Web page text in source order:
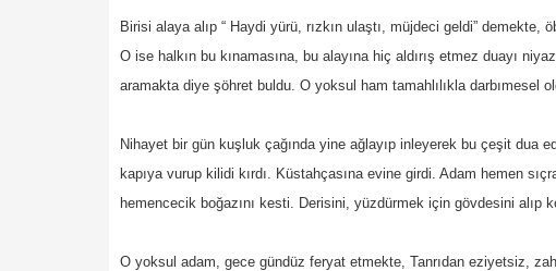
Birisi alaya alıp “ Haydi yürü, rızkın ulaştı, müjdeci geldi”
O ise halkın bu kınamasına, bu alayına hiç aldırış etmez duayı
aramakta diye şöhret buldu. O yoksul ham tamahlılıkla darbımesel
Nihayet bir gün kuşluk çağında yine ağlayıp inleyerek bu çeşit dua
kapıya vurup kilidi kırdı. Küstahçasına evine girdi. Adam hemen
hemencecik boğazını kesti. Derisini, yüzdürmek için gövdesini alıp
O yoksul adam, gece gündüz feryat etmekte, Tanrıdan eziyetsiz,